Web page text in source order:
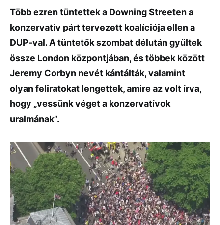
Több ezren tüntettek a Downing Streeten a
konzervatív párt tervezett koalíciója ellen a
DUP-val. A tüntetők szombat délután gyűltek
össze London központjában, és többek között
Jeremy Corbyn nevét kántálták, valamint
olyan feliratokat lengettek, amire az volt írva,
hogy „vessünk véget a konzervatívok
uralmának”.